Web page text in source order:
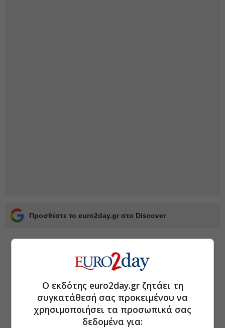
Προσθέστε το euro2day.gr στο Discover
Ο εκδότης euro2day.gr ζητάει τη
συγκατάθεσή σας προκειμένου να
χρησιμοποιήσει τα προσωπικά σας
δεδομένα για: